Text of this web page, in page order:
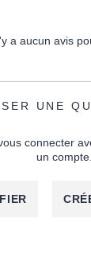
a aucun avis
UNE
connecter
un compte.